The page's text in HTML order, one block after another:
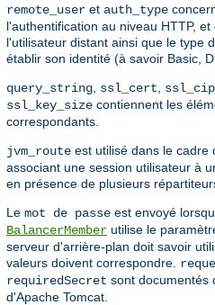
remote_user et auth_type
l'authentification au niveau HTTP,
l'utilisateur distant ainsi que le type
établir son identité (à savoir Basic,
query_string ssl_cert
ssl_key_size contiennent les
correspondants.
jvm_route est utilisé dans le cadre
associant une session utilisateur à
en présence de plusieurs
Le mot de passe est envoyé
BalancerMember utilise le
serveur d'arrière-plan doit savoir
valeurs doivent correspondre.
requiredSecret sont documentés
d'Apache Tomcat.